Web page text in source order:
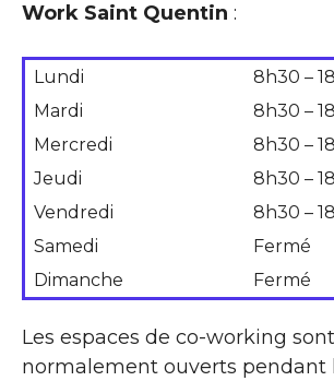
Work Saint Quentin :
Lundi
8h30 –
Mardi
8h30 –
Mercredi
8h30 –
Jeudi
8h30 –
Vendredi
8h30 –
Samedi
Fermé
Dimanche
Fermé
Les espaces de co-working sont
normalement ouverts pendant